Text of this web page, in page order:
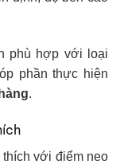
phù hợp với loại
phần thực hiện
.
với điểm neo